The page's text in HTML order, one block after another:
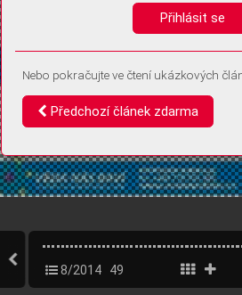
8/2014 49
Přihlásit se
Nebo pokračujte ve čtení ukázkových
Předchozí článek zdarma